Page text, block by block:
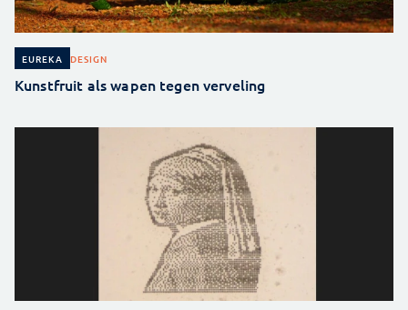
EUREKA DESIGN
Kunstfruit als wapen tegen verveling